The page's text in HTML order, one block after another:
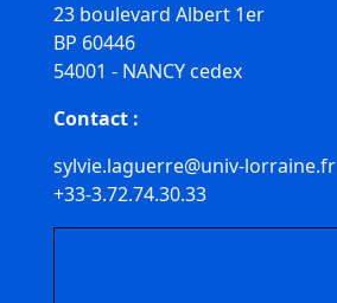
23 boulevard Albert 1er
BP 60446
54001 - NANCY cedex
Contact :
sylvie.laguerre@univ-lorraine.fr
+33-3.72.74.30.33